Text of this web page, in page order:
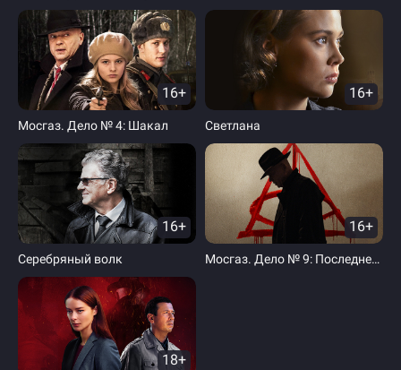
16+
Мосгаз. Дело № 4: Шакал
16+
Светлана
16+
Серебряный волк
16+
Мосгаз. Дело № 9: Последнее дело Черкасова
18+